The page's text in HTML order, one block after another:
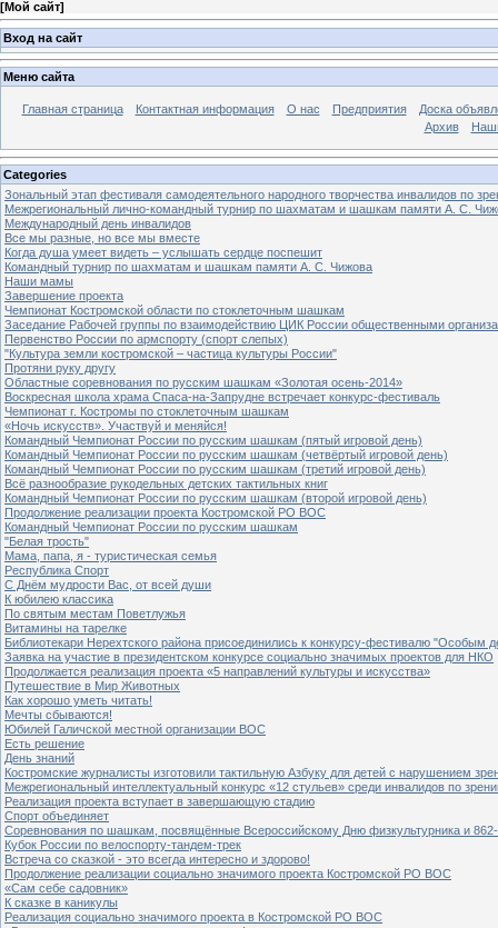
[Мой сайт]
Вход на сайт
Меню сайта
Главная страница Контактная информация О нас Предприятия
Доска
Архив
Categories
Зональный этап фестиваля самодеятельного народного творчества инвалидов по
Межрегиональный лично-командный турнир по шахматам и шашкам памяти А. С.
Международный день инвалидов
Все мы разные, но все мы вместе
Когда душа умеет видеть – услышать сердце поспешит
Командный турнир по шахматам и шашкам памяти А. С. Чижова
Наши мамы
Завершение проекта
Чемпионат Костромской области по стоклеточным шашкам
Заседание Рабочей группы по взаимодействию ЦИК России общественными
Первенство России по армспорту (спорт слепых)
"Культура земли костромской – частица культуры России"
Протяни руку другу
Областные соревнования по русским шашкам «Золотая осень-2014»
Воскресная школа храма Спаса-на-Запрудне встречает конкурс-фестиваль
Чемпионат г. Костромы по стоклеточным шашкам
«Ночь искусств». Участвуй и меняйся!
Командный Чемпионат России по русским шашкам (пятый игровой день)
Командный Чемпионат России по русским шашкам (четвёртый игровой день)
Командный Чемпионат России по русским шашкам (третий игровой день)
Всё разнообразие рукодельных детских тактильных книг
Командный Чемпионат России по русским шашкам (второй игровой день)
Продолжение реализации проекта Костромской РО ВОС
Командный Чемпионат России по русским шашкам
"Белая трость"
Мама, папа, я - туристическая семья
Республика Спорт
С Днём мудрости Вас, от всей души
К юбилею классика
По святым местам Поветлужья
Витамины на тарелке
Библиотекари Нерехтского района присоединились к конкурсу-фестивалю "Особым
Заявка на участие в президентском конкурсе социально значимых проектов для НКО
Продолжается реализация проекта «5 направлений культуры и искусства»
Путешествие в Мир Животных
Как хорошо уметь читать!
Мечты сбываются!
Юбилей Галичской местной организации ВОС
Есть решение
День знаний
Костромские журналисты изготовили тактильную Азбуку для детей с нарушением
Межрегиональный интеллектуальный конкурс «12 стульев» среди инвалидов по
Реализация проекта вступает в завершающую стадию
Спорт объединяет
Соревнования по шашкам, посвящённые Всероссийскому Дню физкультурника и
Кубок России по велоспорту-тандем-трек
Встреча со сказкой - это всегда интересно и здорово!
Продолжение реализации социально значимого проекта Костромской РО ВОС
«Сам себе садовник»
К сказке в каникулы
Реализация социально значимого проекта в Костромской РО ВОС